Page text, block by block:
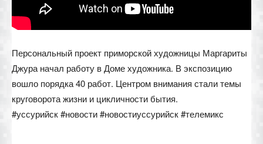
Персональный проект приморской художницы Маргариты
Джура начал работу в Доме художника. В экспозицию
вошло порядка 40 работ. Центром внимания стали темы
круговорота жизни и цикличности бытия.
#уссурийск #новости #новостиуссурийск #телемикс